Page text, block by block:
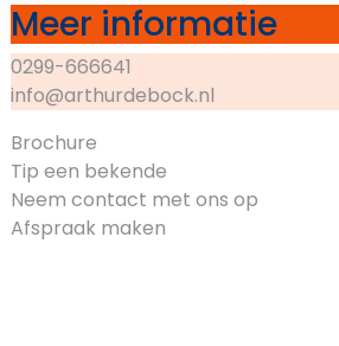
Meer informatie
0299-666641
info@arthurdebock.nl
Brochure
Tip een bekende
Neem contact met ons op
Afspraak maken